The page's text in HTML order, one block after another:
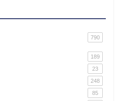
790
189
23
248
85